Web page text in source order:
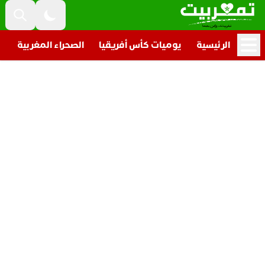
الرئيسية يوميات كأس أفريقيا الصحراء المغربية